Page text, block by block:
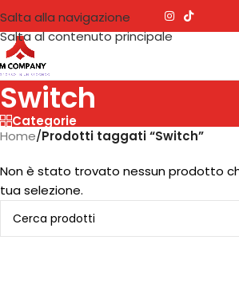
Salta alla navigazione
Salta al contenuto principale
Switch
Categorie
Home/Prodotti taggati “Switch”
Non è stato trovato nessun prodotto
tua selezione.